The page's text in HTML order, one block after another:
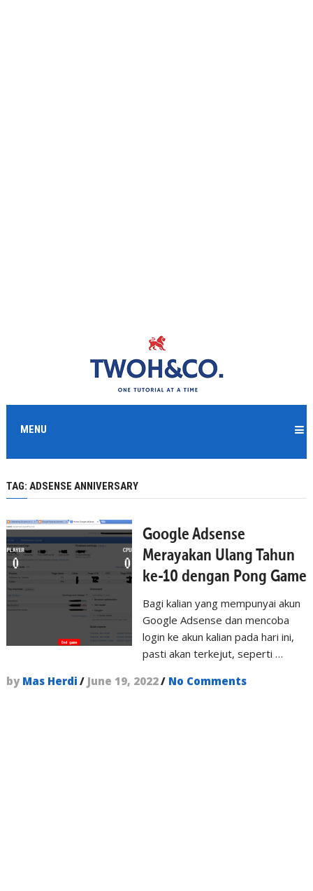
MENU
TAG: ADSENSE ANNIVERSARY
Google Adsense
Merayakan Ulang Tahun
ke-10 dengan Pong Game
Bagi kalian yang mempunyai akun
Google Adsense dan mencoba
login ke akun kalian pada hari ini,
pasti akan terkejut, seperti …
by Mas Herdi / June 19, 2022/ No Comments